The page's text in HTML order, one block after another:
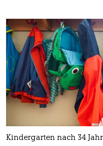
Kindergarten nach 34